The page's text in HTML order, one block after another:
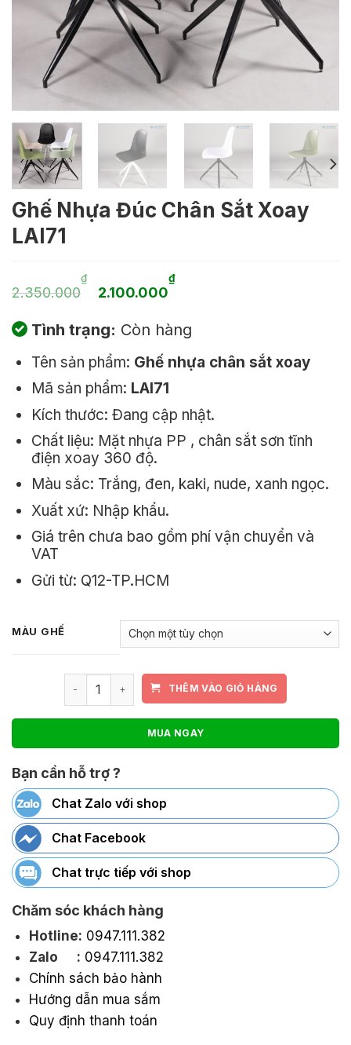
Ghế Nhựa Đúc Chân Sắt Xoay
LAI71
2.350.000
₫
Giá
gốc
là:
2.350.000₫.
2.100.000
₫Giá
tại
là:
2.100.000₫.
Tình trạng: Còn hàng
Tên sản phẩm: Ghế nhựa chân sắt xoay
Mã sản phẩm: LAI71
Kích thước: Đang cập nhật.
Chất liệu: Mặt nhựa PP , chân sắt sơn tĩnh
điện xoay 360 độ.
Màu sắc: Trắng, đen, kaki, nude, xanh ngọc.
Xuất xứ: Nhập khẩu.
Giá trên chưa bao gồm phí vận chuyển và
VAT
Gửi từ: Q12-TP.HCM
MÀU GHẾ
Ghế Nhựa Đúc Chân Sắt Xoay LAI71 số lượng
THÊM VÀO GIỎ HÀNG
MUA NGAY
Bạn cần hỗ trợ ?
Chat Zalo với shop
Chat Facebook
Chat trực tiếp với shop
Chăm sóc khách hàng
Hotline: 0947.111.382
Zalo : 0947.111.382
Chính sách bảo hành
Hướng dẫn mua sắm
Quy định thanh toán